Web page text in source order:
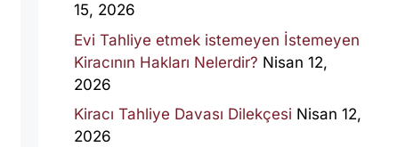
15, 2026
Evi Tahliye etmek istemeyen İstemeyen
Kiracının Hakları Nelerdir? Nisan 12,
2026
Kiracı Tahliye Davası Dilekçesi Nisan 12,
2026